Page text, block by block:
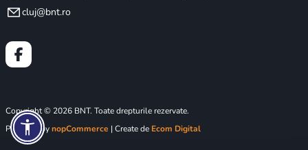
cluj@bnt.ro
Copyright © 2026 BNT. Toate drepturile rezervate.
Powered bynopCommerce | Create de Ecom Digital